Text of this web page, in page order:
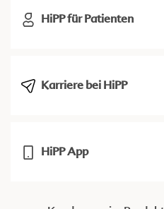
HiPP für Patienten
Karriere bei HiPP
HiPP App